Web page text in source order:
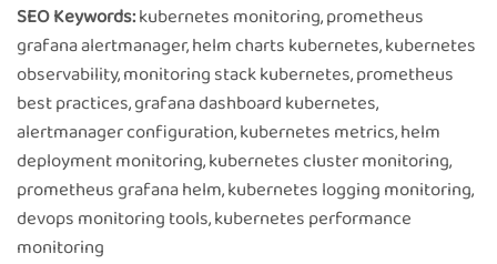
SEO Keywords:kubernetes monitoring, prometheus
grafana alertmanager, helm charts kubernetes, kubernetes
observability, monitoring stack kubernetes, prometheus
best practices, grafana dashboard kubernetes,
alertmanager configuration, kubernetes metrics, helm
deployment monitoring, kubernetes cluster monitoring,
prometheus grafana helm, kubernetes logging monitoring,
devops monitoring tools, kubernetes performance
monitoring